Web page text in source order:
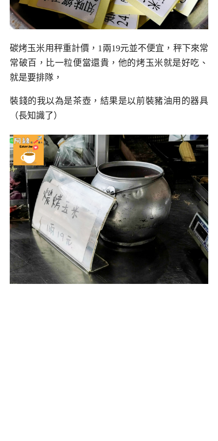
碳烤玉米用秤重計價，1兩19元並不便宜，秤下來常
常破百，比一粒便當還貴，他的烤玉米就是好吃、
就是要排隊，
裝錢的我以為是茶壺，結果是以前裝豬油用的器具
（長知識了）